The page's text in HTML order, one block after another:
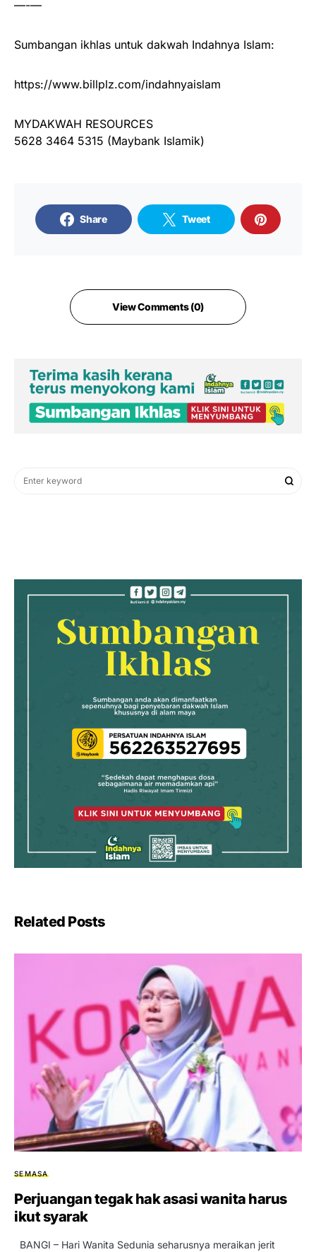
—-—
Sumbangan ikhlas untuk dakwah Indahnya Islam:
https://www.billplz.com/indahnyaislam
MYDAKWAH RESOURCES
5628 3464 5315 (Maybank Islamik)
Share Tweet
View Comments (0)
Related Posts
SEMASA
Perjuangan tegak hak asasi wanita harus
ikut syarak
BANGI – Hari Wanita Sedunia seharusnya meraikan jerit